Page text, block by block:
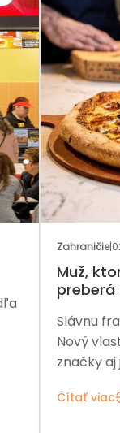
Zahraničie|
Muž,
preberá
Slávnu
Nový
značky aj
Čítať viac